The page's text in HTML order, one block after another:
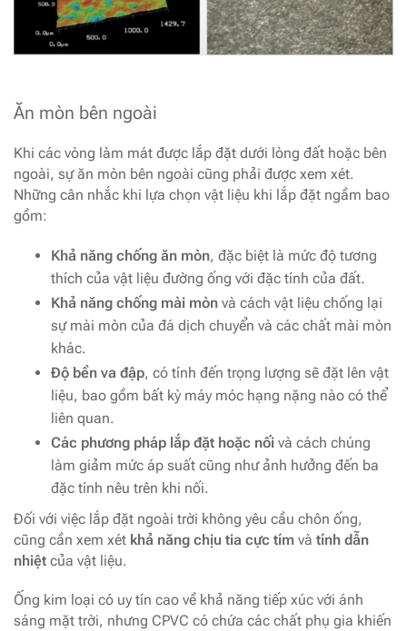
Ăn mòn bên ngoài
Khi các vòng làm mát được lắp đặt dưới lòng đất hoặc bên
ngoài, sự ăn mòn bên ngoài cũng phải được xem xét.
Những cân nhắc khi lựa chọn vật liệu khi lắp đặt ngầm bao
gồm:
Khả năng chống ăn mòn, đặc biệt là mức độ tương
thích của vật liệu đường ống với đặc tính của đất.
Khả năng chống mài mònvà cách vật liệu chống lại
sự mài mòn của đá dịch chuyển và các chất mài mòn
khác.
Độ bền va đập, có tính đến trọng lượng sẽ đặt lên vật
liệu, bao gồm bất kỳ máy móc hạng nặng nào có thể
liên quan.
Các phương pháp lắp đặt hoặc nốivà cách chúng
làm giảm mức áp suất cũng như ảnh hưởng đến ba
đặc tính nêu trên khi nối.
Đối với việc lắp đặt ngoài trời không yêu cầu chôn ống,
cũng cần xem xét khả năng chịu tia cực tím và tính dẫn
nhiệt của vật liệu.
Ống kim loại có uy tín cao về khả năng tiếp xúc với ánh
sáng mặt trời, nhưng CPVC có chứa các chất phụ gia khiến